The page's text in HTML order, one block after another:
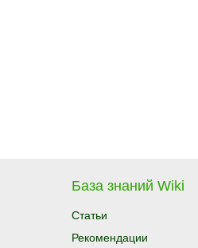
База знаний Wiki
Статьи
Рекомендации